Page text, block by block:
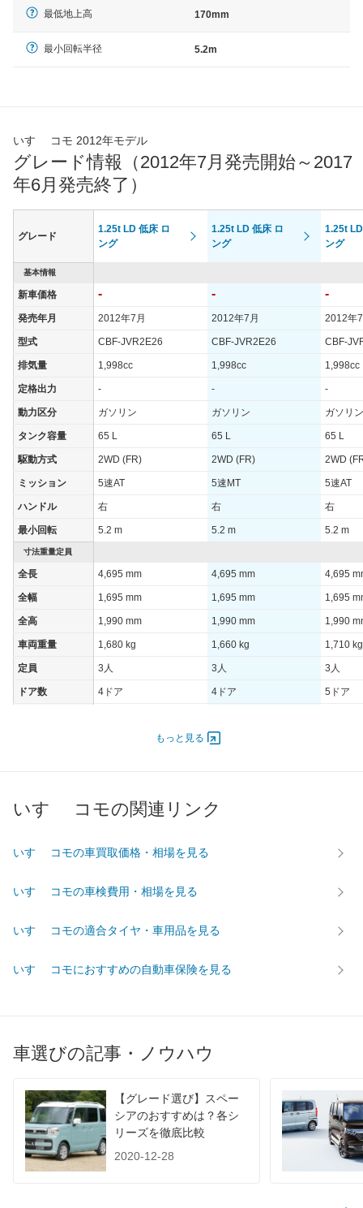
最低地上高 170mm
最小回転半径 5.2m
いすゞ コモ 2012年モデル
グレード情報（2012年7月発売開始～2017
年6月発売終了）
グレード
1.25t LD 低床 ロ
ング
1.25t LD 低床 ロ
ング
1.25t
ング
基本情報
新車価格 - - -
発売年月 2012年7月 2012年7月 2012年
型式 CBF-JVR2E26 CBF-JVR2E26 CBF-
排気量 1,998cc 1,998cc 1,998cc
定格出力 - - -
動力区分 ガソリン ガソリン ガソリン
タンク容量 65 L 65 L 65 L
駆動方式 2WD (FR) 2WD (FR) 2WD
ミッション 5速AT 5速MT 5速AT
ハンドル 右 右 右
最小回転 5.2 m 5.2 m 5.2 m
寸法重量定員
全長 4,695 mm 4,695 mm 4,695
全幅 1,695 mm 1,695 mm 1,695
全高 1,990 mm 1,990 mm 1,990
車両重量 1,680 kg 1,660 kg 1,710 kg
定員 3人 3人 3人
ドア数 4ドア 4ドア 5ドア
過給機
燃費
JC08 9.9km/L
60km定地 - -
装備オプション 装備詳細を見る 装備詳細を見る 装備
もっと見る
いすゞ コモの関連リンク
いすゞ コモの車買取価格・相場を見る
いすゞ コモの車検費用・相場を見る
いすゞ コモの適合タイヤ・車用品を見る
いすゞ コモにおすすめの自動車保険を見る
車選びの記事・ノウハウ
【グレード選び】スペー
シアのおすすめは？各シ
リーズを徹底比較
2020-12-28